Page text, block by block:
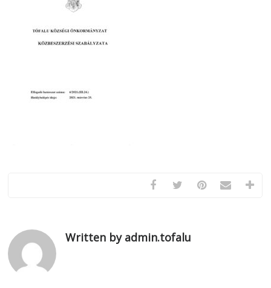
Written by admin.tofalu